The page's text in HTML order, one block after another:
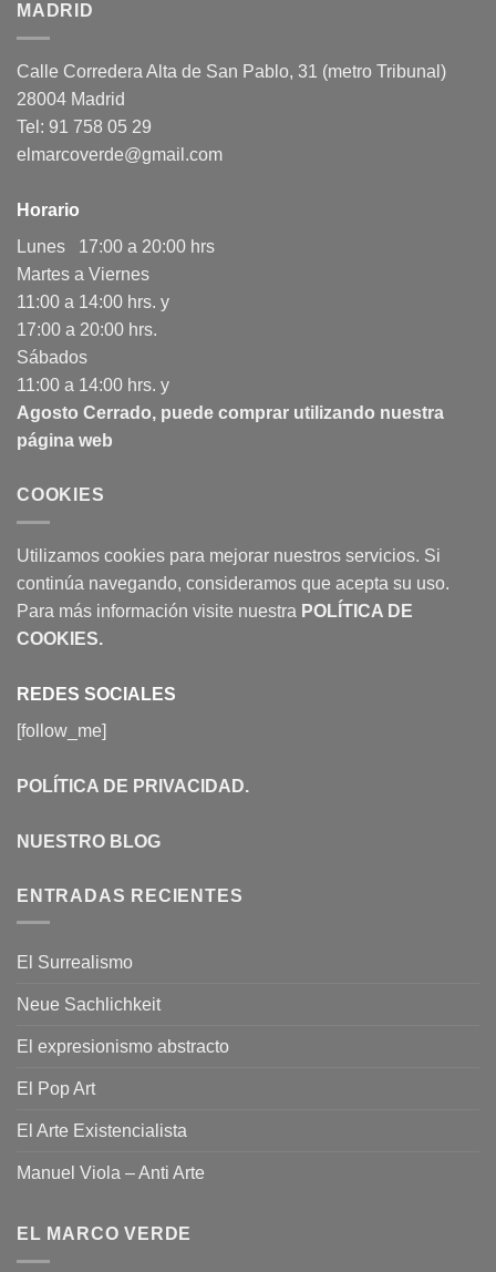
MADRID
Calle Corredera Alta de San Pablo, 31 (metro Tribunal)
28004 Madrid
Tel: 91 758 05 29
elmarcoverde@gmail.com
Horario
Lunes 17:00 a 20:00 hrs
Martes a Viernes
11:00 a 14:00 hrs. y
17:00 a 20:00 hrs.
Sábados
11:00 a 14:00 hrs. y
Agosto Cerrado, puede comprar utilizando nuestra
página web
COOKIES
Utilizamos cookies para mejorar nuestros servicios. Si
continúa navegando, consideramos que acepta su uso.
Para más información visite nuestra POLÍTICA DE
COOKIES.
REDES SOCIALES
[follow_me]
POLÍTICA DE PRIVACIDAD.
NUESTRO BLOG
ENTRADAS RECIENTES
El Surrealismo
Neue Sachlichkeit
El expresionismo abstracto
El Pop Art
El Arte Existencialista
Manuel Viola – Anti Arte
EL MARCO VERDE